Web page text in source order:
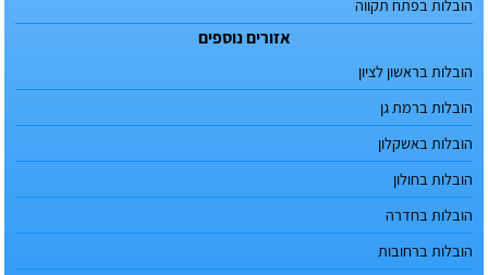
הובלות בפתח תקווה
אזורים נוספים
הובלות בראשון לציון
הובלות ברמת גן
הובלות באשקלון
הובלות בחולון
הובלות בחדרה
הובלות ברחובות